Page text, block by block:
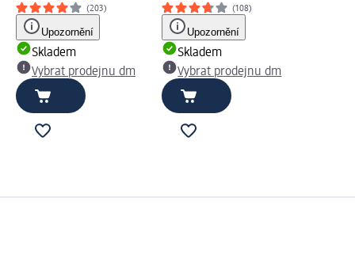
(203)
Upozornění
Skladem
Vybrat prodejnu dm
(108)
Upozornění
Skladem
Vybrat prodejnu dm